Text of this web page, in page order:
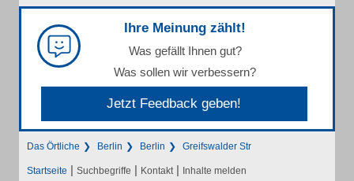
Ihre Meinung zählt!
Was gefällt Ihnen gut?
Was sollen wir verbessern?
Jetzt Feedback geben!
Das Örtliche Berlin Berlin Greifswalder Str
Startseite | Suchbegriffe | Kontakt | Inhalte melden